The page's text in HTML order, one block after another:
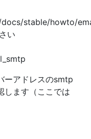
docs/stable/howto/
い
ーアドレスのsmtp
します（ここでは